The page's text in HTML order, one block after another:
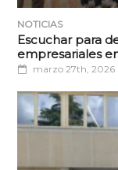
NOTICIAS
Escuchar para
empresariales
marzo 27th, 2026